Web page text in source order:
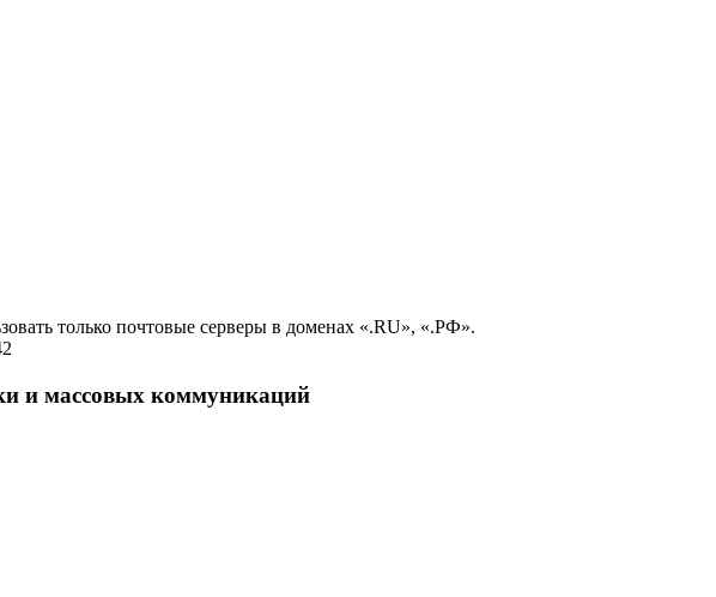
только почтовые серверы в доменах «.RU», «.РФ».
и массовых коммуникаций